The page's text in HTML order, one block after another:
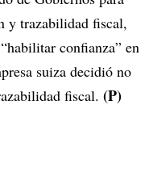
y trazabilidad fiscal,
confianza” en
suiza decidió no
fiscal. (P)